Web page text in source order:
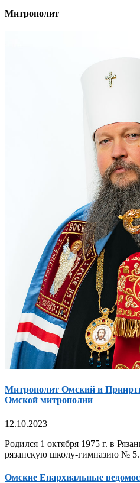
Митрополит
Митрополит Омский и
Омской митрополии
12.10.2023
Родился 1 октября 1975 г. в
рязанскую школу-гимназию №
Омские Епархиальные